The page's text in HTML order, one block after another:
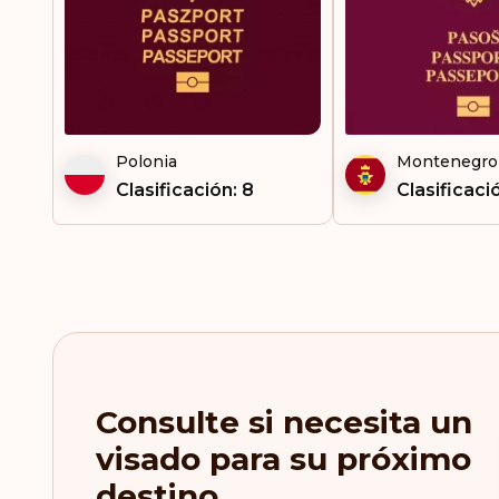
Filipinas
Francia
Groenlandia
Polonia
Clasificación: 8
Montenegro
Consulte si necesita un
visado para su próximo